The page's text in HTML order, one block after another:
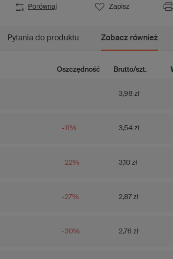
Porównaj Zapisz
Pytania do produktu Zobacz również
Oszczędność Brutto/szt.
3,98 zł
-11% 3,54 zł
-22% 3,10 zł
-27% 2,87 zł
-30% 2,76 zł